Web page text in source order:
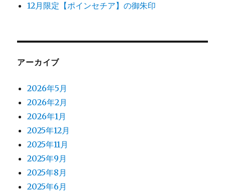
12月限定【ポインセチア】の御朱印
アーカイブ
2026年5月
2026年2月
2026年1月
2025年12月
2025年11月
2025年9月
2025年8月
2025年6月